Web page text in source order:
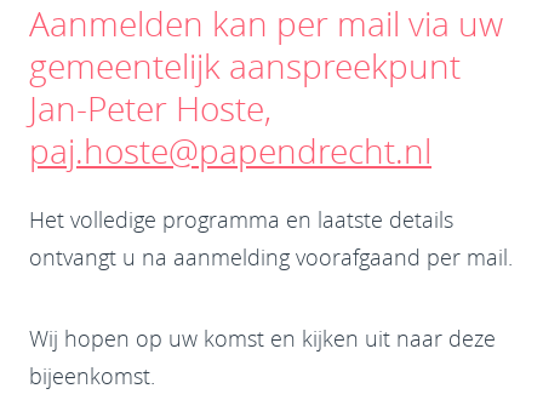
Aanmelden kan per mail via uw
gemeentelijk aanspreekpunt
Jan-Peter Hoste,
paj.hoste@papendrecht.nl
Het volledige programma en laatste details
ontvangt u na aanmelding voorafgaand per mail.
Wij hopen op uw komst en kijken uit naar deze
bijeenkomst.